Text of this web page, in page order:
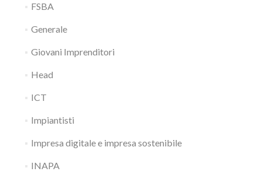
FSBA
Generale
Giovani Imprenditori
Head
ICT
Impiantisti
Impresa digitale e impresa sostenibile
INAPA